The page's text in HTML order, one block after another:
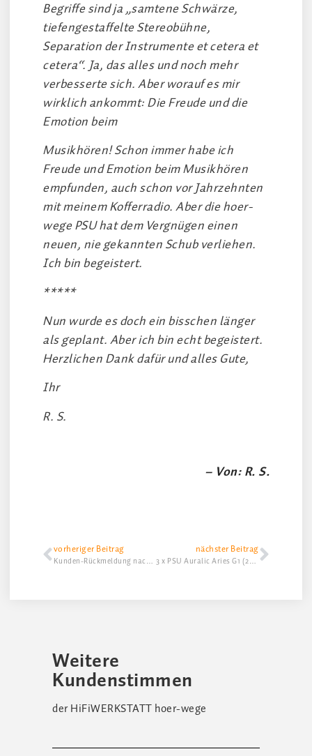
Begriffe sind ja „samtene Schwärze,
tiefengestaffelte Stereobühne,
Separation der Instrumente et cetera et
cetera“. Ja, das alles und noch mehr
verbesserte sich. Aber worauf es mir
wirklich ankommt: Die Freude und die
Emotion beim
Musikhören! Schon immer habe ich
Freude und Emotion beim Musikhören
empfunden, auch schon vor Jahrzehnten
mit meinem Kofferradio. Aber die hoer-
wege PSU hat dem Vergnügen einen
neuen, nie gekannten Schub verliehen.
Ich bin begeistert.
*****
Nun wurde es doch ein bisschen länger
als geplant. Aber ich bin echt begeistert.
Herzlichen Dank dafür und alles Gute,
Ihr
R. S.
– Von: R. S.
vorheriger Beitrag
Kunden-Rückmeldung nach Modifikation eines CEC TL-5100 Z und NAD C-162
nächster Beitrag
3 x PSU Auralic Aries G1 (2x) + G2.1
Weitere
Kundenstimmen
der HiFiWERKSTATT hoer-wege